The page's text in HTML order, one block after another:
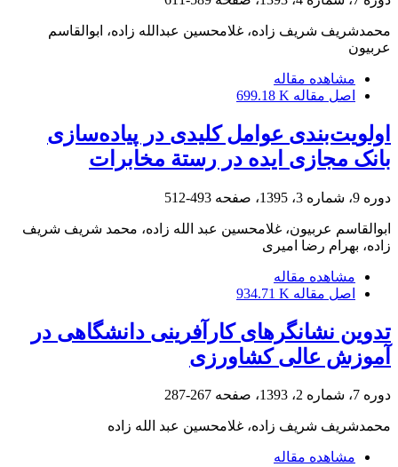
محمدشریف شریف زاده، غلامحسین عبدالله زاده، ابوالقاسم
عربیون
مشاهده مقاله
اصل مقاله 699.18 K
اولویت‌بندی عوامل کلیدی در پیاده‌سازی
بانک مجازی ایده در رستة مخابرات
دوره 9، شماره 3، 1395، صفحه 493-512
ابوالقاسم عربیون، غلامحسین عبد الله زاده، محمد شریف شریف
زاده، بهرام رضا امیری
مشاهده مقاله
اصل مقاله 934.71 K
تدوین نشانگرهای کارآفرینی دانشگاهی در
آموزش عالی کشاورزی
دوره 7، شماره 2، 1393، صفحه 267-287
محمدشریف شریف زاده، غلامحسین عبد الله زاده
مشاهده مقاله